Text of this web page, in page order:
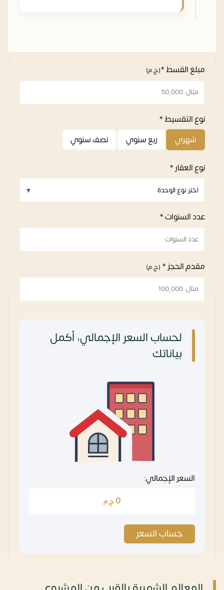
مبلغ القسط *(ج.م)
نوع التقسيط *
شهري
ربع سنوي نصف سنوي
نوع العقار *
عدد السنوات *
مقدم الحجز * (ج.م)
لحساب السعر الإجمالي، أكمل
بياناتك
السعر الإجمالي:
0 ج.م
حساب السعر